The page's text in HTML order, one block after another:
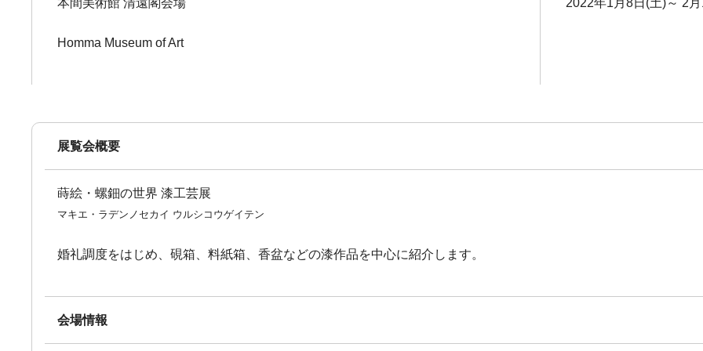
本間美術館 清遠閣会場
Homma Museum of Art
2022年1月8日(土)～ 2
展覧会概要
蒔絵・螺鈿の世界 漆工芸展
マキエ・ラデンノセカイ ウルシコウゲイテン
婚礼調度をはじめ、硯箱、料紙箱、香盆などの漆作品を中心に紹介します。
会場情報